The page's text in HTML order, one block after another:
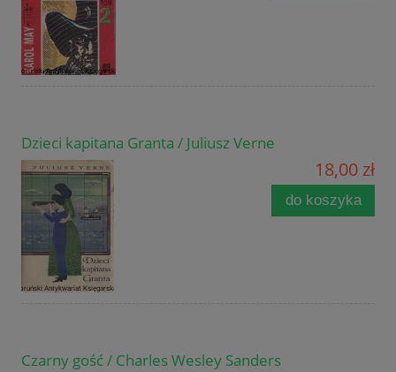
Dzieci kapitana Granta / Juliusz Verne
18,00 zł
do koszyka
Czarny gość / Charles Wesley Sanders